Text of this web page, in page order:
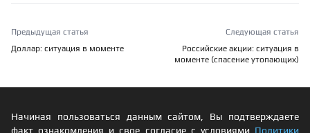
Предыдущая статья
Доллар: ситуация в моменте
Следующая статья
Российские акции: ситуация в
моменте (спасение утопающих)
Начиная пользоваться данным сайтом, Вы подтверждаете
факт ознакомления и свое согласие с условиями Политики